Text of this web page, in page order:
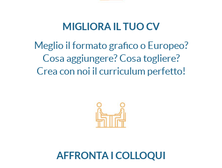
MIGLIORA IL TUO CV
Meglio il formato grafico o Europeo?
Cosa aggiungere? Cosa togliere?
Crea con noi il curriculum perfetto!
AFFRONTA I COLLOQUI